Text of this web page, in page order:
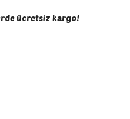
ücretsiz kargo!